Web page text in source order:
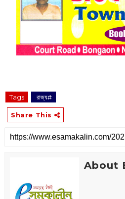
Tags ‌ রাজ্য#
Share This
About